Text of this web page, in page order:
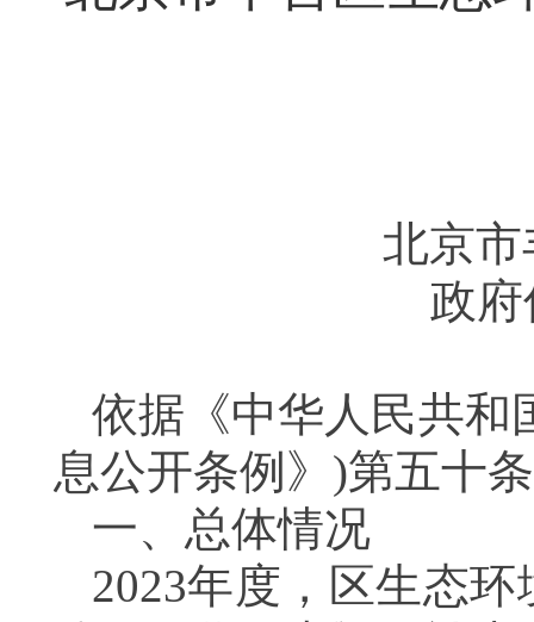
北京市
政
依据《中华人民共和
息公开条例》)第五十
一、总体情况
2023年度，区生态环